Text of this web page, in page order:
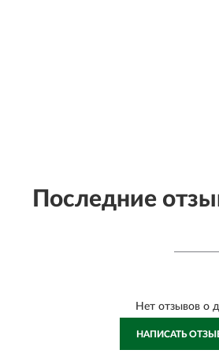
Последние
Нет отзывов о
НАПИСАТЬ